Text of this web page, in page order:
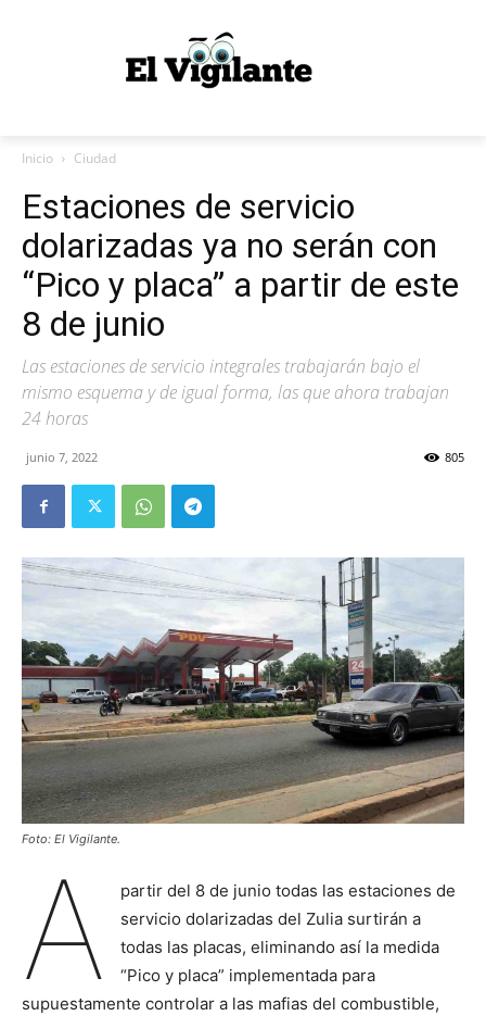
Inicio Ciudad
Estaciones de servicio
dolarizadas ya no serán con
“Pico y placa” a partir de este
8 de junio
Las estaciones de servicio integrales trabajarán bajo el
mismo esquema y de igual forma, las que ahora trabajan
24 horas
junio 7, 2022 805
Foto: El Vigilante.
A
partir del 8 de junio todas las estaciones de
servicio dolarizadas del Zulia surtirán a
todas las placas, eliminando así la medida
“Pico y placa” implementada para
supuestamente controlar a las mafias del combustible,